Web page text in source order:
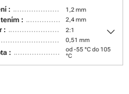
: 1,2 mm
: 2,4 mm
: 2:1
0,51 mm
:
od -55 °C do 105
°C
keyboard_arrow_down